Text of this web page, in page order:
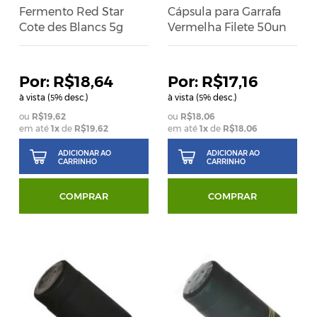
Fermento Red Star
Cote des Blancs 5g
R$18,64
à vista (5% desc.)
R$19,62
em até1x de R$19,62
ADICIONAR AO
CARRINHO
COMPRAR
Cápsula para Garrafa
Vermelha Filete 50un
R$17,16
à vista (5% desc.)
R$18,06
em até 1xde R$18,06
ADICIONAR AO
CARRINHO
COMPRAR